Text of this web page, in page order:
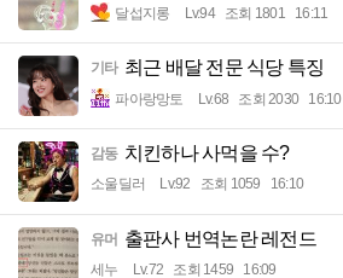
달섭지롱 Lv.94 조회 1801 16:11
기타 최근 배달 전문 식당 특징
파아랑망토 Lv.68 조회 2030 16:10
감동 치킨하나 사먹을 수?
소울딜러 Lv.92 조회 1059 16:10
유머 출판사 번역논란 레전드
세누 Lv.72 조회 1459 16:09